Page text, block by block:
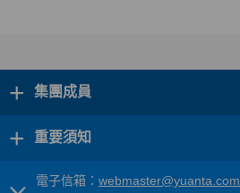
+ 集團成員
+ 重要須知
電子信箱： webmaster@yuanta.com